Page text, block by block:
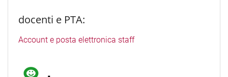
docenti e PTA:
Account e posta elettronica staff